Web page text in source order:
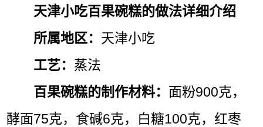
天津小吃百果碗糕的做法详细介绍
所属地区： 天津小吃
工艺： 蒸法
百果碗糕的制作材料： 面粉900克，
酵面75克，食碱6克，白糖100克，红枣